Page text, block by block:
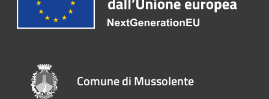
Comune di Mussolente